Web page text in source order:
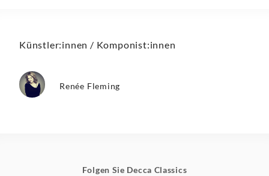
Künstler:innen / Komponist:innen
Renée Fleming
Folgen Sie Decca Classics